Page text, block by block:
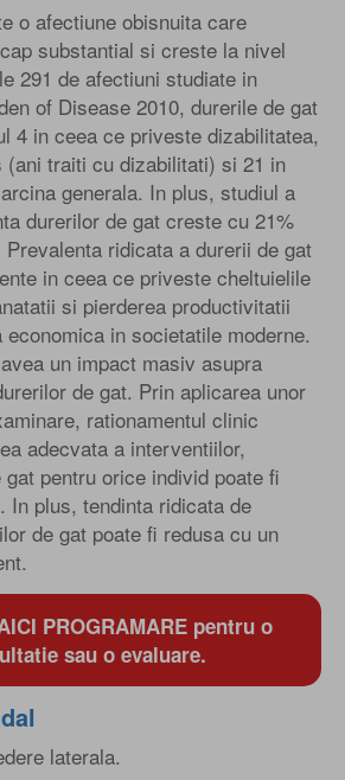
o afectiune obisnuita care
substantial si creste la nivel
291 de afectiuni studiate in
of Disease 2010, durerile de gat
4 in ceea ce priveste dizabilitatea,
(ani traiti cu dizabilitati) si 21 in
generala. In plus, studiul a
durerilor de gat creste cu 21%
ridicata a durerii de gat
in ceea ce priveste cheltuielile
si pierderea productivitatii
in societatile moderne.
un impact masiv asupra
de gat. Prin aplicarea unor
rationamentul clinic
adecvata a interventiilor,
pentru orice individ poate fi
In plus, tendinta ridicata de
de gat poate fi redusa cu un
PROGRAMARE pentru o
sau o evaluare.
laterala.